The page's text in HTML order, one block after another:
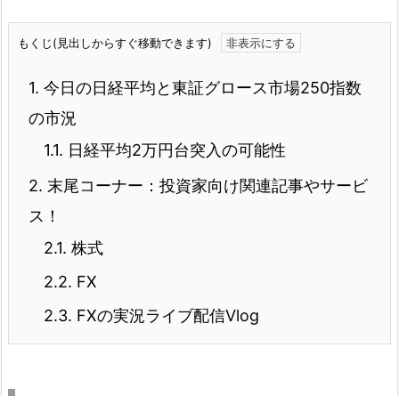
もくじ(見出しからすぐ移動できます)
1. 今日の日経平均と東証グロース市場250指数
の市況
1.1. 日経平均2万円台突入の可能性
2. 末尾コーナー：投資家向け関連記事やサービ
ス！
2.1. 株式
2.2. FX
2.3. FXの実況ライブ配信Vlog